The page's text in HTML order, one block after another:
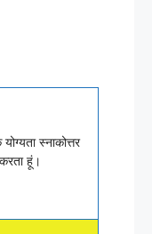
स्नाकोत्तर
हूं।